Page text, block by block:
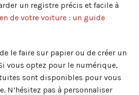
un registre précis et facile à
de votre voiture : un guide
le faire sur papier ou de créer un
vous optez pour le numérique,
sont disponibles pour vous
N’hésitez pas à personnaliser